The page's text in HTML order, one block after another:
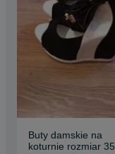
Buty damskie na
koturnie rozmiar 35